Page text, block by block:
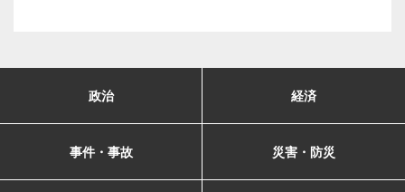
政治 経済
事件・事故 災害・防災